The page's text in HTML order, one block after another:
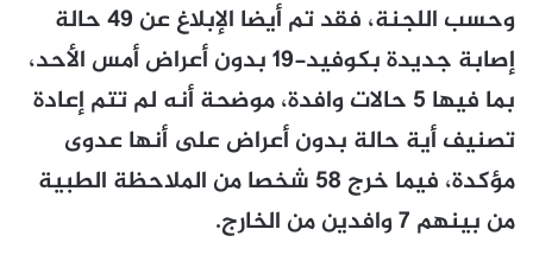
وحسب اللجنة، فقد تم أيضا الإبلاغ عن 49 حالة
إصابة جديدة بكوفيد-19 بدون أعراض أمس الأحد،
بما فيها 5 حالات وافدة، موضحة أنه لم تتم إعادة
تصنيف أية حالة بدون أعراض على أنها عدوى
مؤكدة، فيما خرج 58 شخصا من الملاحظة الطبية
من بينهم 7 وافدين من الخارج.